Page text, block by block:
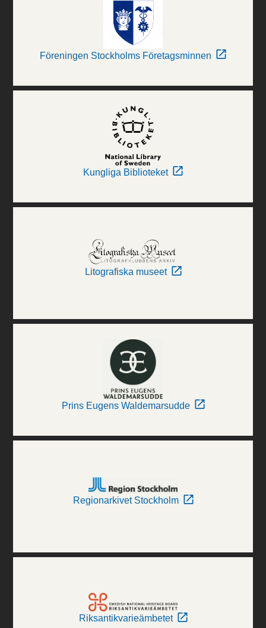
Föreningen Stockholms Företagsminnen
Kungliga Biblioteket
Litografiska museet
Prins Eugens Waldemarsudde
Regionarkivet Stockholm
Riksantikvarieämbetet